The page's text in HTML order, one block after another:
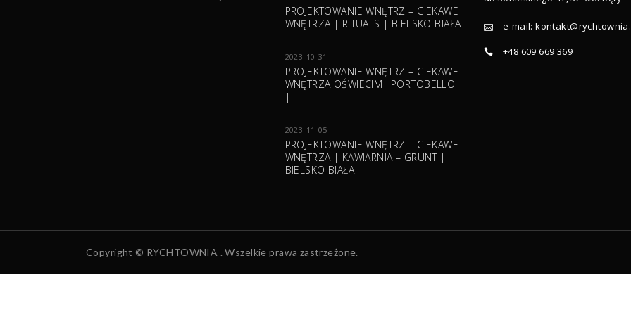
PROJEKTOWANIE WNĘTRZ – CIEKAWE
WNĘTRZA | RITUALS | BIELSKO BIAŁA
2023-10-31
PROJEKTOWANIE WNĘTRZ – CIEKAWE
WNĘTRZA OŚWIECIM| PORTOBELLO
|
2023-11-05
PROJEKTOWANIE WNĘTRZ – CIEKAWE
WNĘTRZA | KAWIARNIA – GRUNT |
BIELSKO BIAŁA
e-mail:
+48 609 669 369
Copyright © RYCHTOWNIA . Wszelkie prawa zastrzeżone.